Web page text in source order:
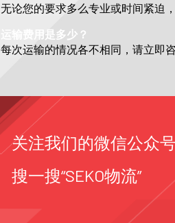
无论您的要求多么专业或时间紧迫
运输费用是多少？
每次运输的情况各不相同，请立即
关注我们的微信公众号
搜一搜“SEKO物流”